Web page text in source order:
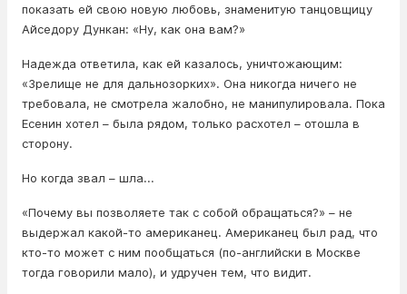
показать ей свою новую любовь, знаменитую танцовщицу
Айседору Дункан: «Ну, как она вам?»
Надежда ответила, как ей казалось, уничтожающим:
«Зрелище не для дальнозорких». Она никогда ничего не
требовала, не смотрела жалобно, не манипулировала. Пока
Есенин хотел – была рядом, только расхотел – отошла в
сторону.
Но когда звал – шла...
«Почему вы позволяете так с собой обращаться?» – не
выдержал какой-то американец. Американец был рад, что
кто-то может с ним пообщаться (по-английски в Москве
тогда говорили мало), и удручен тем, что видит.